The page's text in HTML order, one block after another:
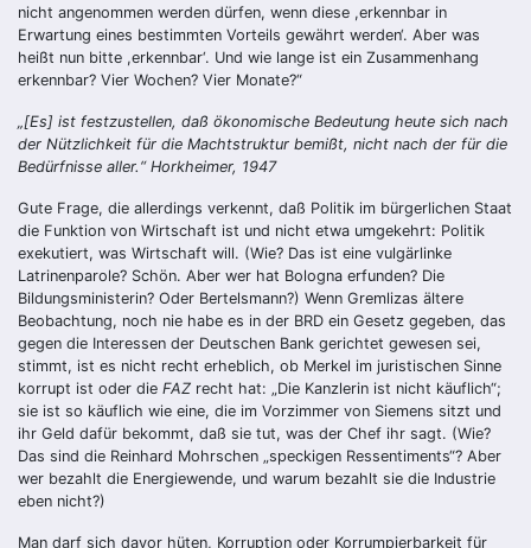
nicht angenommen werden dürfen, wenn diese ,erkennbar in
Erwartung eines bestimmten Vorteils gewährt werden‘. Aber was
heißt nun bitte ,erkennbar‘. Und wie lange ist ein Zusammenhang
erkennbar? Vier Wochen? Vier Monate?“
„[Es] ist festzustellen, daß ökonomische Bedeutung heute sich nach
der Nützlichkeit für die Machtstruktur bemißt, nicht nach der für die
Bedürfnisse aller.“ Horkheimer, 1947
Gute Frage, die allerdings verkennt, daß Politik im bürgerlichen Staat
die Funktion von Wirtschaft ist und nicht etwa umgekehrt: Politik
exekutiert, was Wirtschaft will. (Wie? Das ist eine vulgärlinke
Latrinenparole? Schön. Aber wer hat Bologna erfunden? Die
Bildungsministerin? Oder Bertelsmann?) Wenn Gremlizas ältere
Beobachtung, noch nie habe es in der BRD ein Gesetz gegeben, das
gegen die Interessen der Deutschen Bank gerichtet gewesen sei,
stimmt, ist es nicht recht erheblich, ob Merkel im juristischen Sinne
korrupt ist oder die FAZ recht hat: „Die Kanzlerin ist nicht käuflich“;
sie ist so käuflich wie eine, die im Vorzimmer von Siemens sitzt und
ihr Geld dafür bekommt, daß sie tut, was der Chef ihr sagt. (Wie?
Das sind die Reinhard Mohrschen „speckigen Ressentiments“? Aber
wer bezahlt die Energiewende, und warum bezahlt sie die Industrie
eben nicht?)
Man darf sich davor hüten, Korruption oder Korrumpierbarkeit für